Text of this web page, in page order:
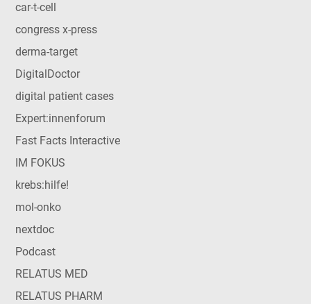
car-t-cell
congress x-press
derma-target
DigitalDoctor
digital patient cases
Expert:innenforum
Fast Facts Interactive
IM FOKUS
krebs:hilfe!
mol-onko
nextdoc
Podcast
RELATUS MED
RELATUS PHARM